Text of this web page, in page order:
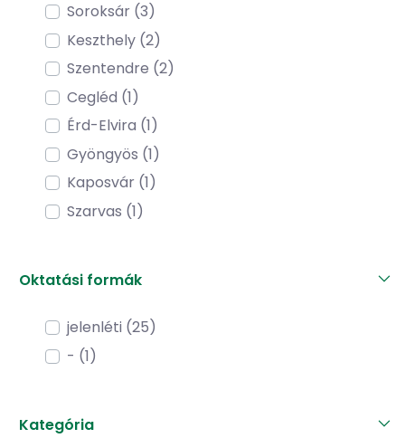
Soroksár (3)
Keszthely (2)
Szentendre (2)
Cegléd (1)
Érd-Elvira (1)
Gyöngyös (1)
Kaposvár (1)
Szarvas (1)
Oktatási formák
jelenléti (25)
- (1)
Kategória